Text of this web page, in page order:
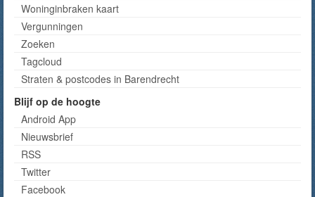
Woninginbraken kaart
Vergunningen
Zoeken
Tagcloud
Straten & postcodes in Barendrecht
Blijf op de hoogte
Android App
Nieuwsbrief
RSS
Twitter
Facebook